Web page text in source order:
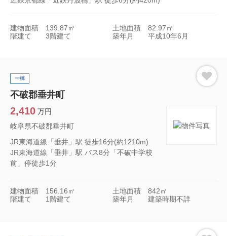
建物面積 139.87㎡ 土地面積
82.97㎡
階建て
3階建て 築年月 平成10年6月
不破郡垂井町
一棟
2,410 万円
岐阜県不破郡垂井町
JR東海道線「垂井」駅 徒歩16分(約1210m)
JR東海道線「垂井」駅 バス8分「不破中学校
前」停徒歩1分
建物面積 156.16㎡ 土地面積
842㎡
階建て
1階建て 築年月 建築時期不詳